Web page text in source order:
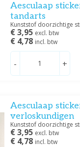
Aesculaap
tandarts
Kunststof doorzichtige
€ 3,95 excl. btw
€ 4,78 incl. btw
- +
Aesculaap
verloskundigen
Kunststof doorzichtige
€ 3,95 excl. btw
€ 4,78 incl. btw